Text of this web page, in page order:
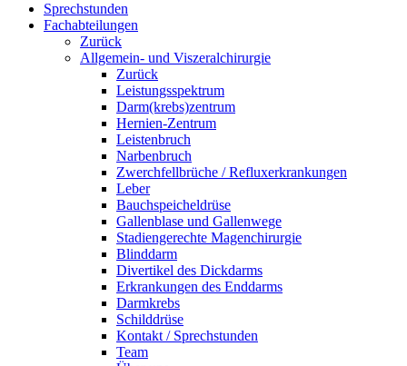
Sprechstunden
Fachabteilungen
Zurück
Allgemein- und Viszeralchirurgie
Zurück
Leistungsspektrum
Darm(krebs)zentrum
Hernien-Zentrum
Leistenbruch
Narbenbruch
Zwerchfellbrüche / Refluxerkrankungen
Leber
Bauchspeicheldrüse
Gallenblase und Gallenwege
Stadiengerechte Magenchirurgie
Blinddarm
Divertikel des Dickdarms
Erkrankungen des Enddarms
Darmkrebs
Schilddrüse
Kontakt / Sprechstunden
Team